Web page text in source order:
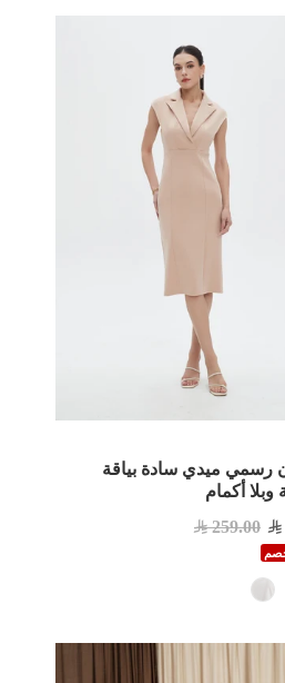
رسمي ميدي سادة بياقة
أكمام
259.00